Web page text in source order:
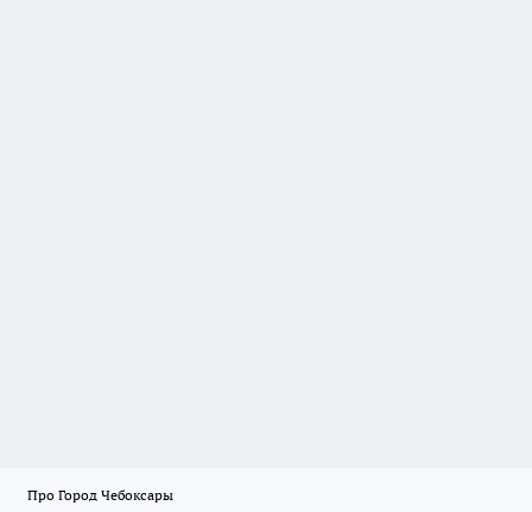
Про Город Чебоксары